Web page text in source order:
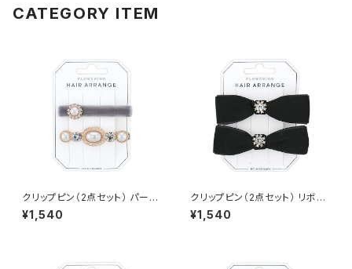
CATEGORY ITEM
クリップピン（2点セット） パール
HCP0234-GY（グレー）
¥1,540
クリップピン（2点セット） リボン
×ビジュー HCP0235-BK（ブラ
ック）
¥1,540